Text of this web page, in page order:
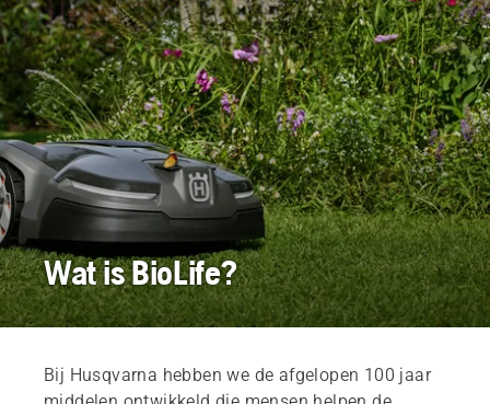
Wat is BioLife?
Bij Husqvarna hebben we de afgelopen 100 jaar